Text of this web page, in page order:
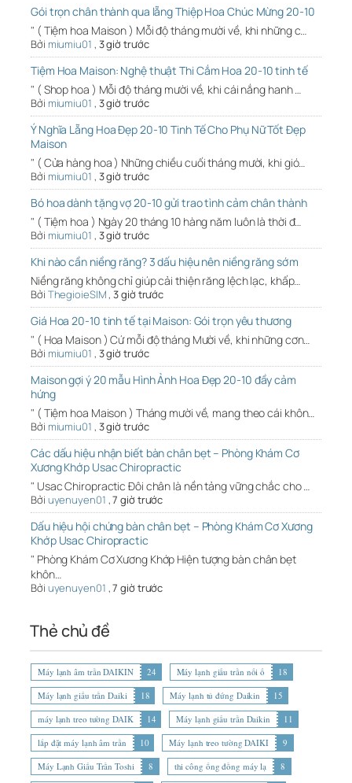
Gói trọn chân thành qua lẵng Thiệp Hoa Chúc Mừng 20-10
" ( Tiệm hoa Maison ) Mỗi độ tháng mười về, khi những c…
Bởi miumiu01 , 3 giờ trước
Tiệm Hoa Maison: Nghệ thuật Thi Cắm Hoa 20-10 tinh tế
" ( Shop hoa ) Mỗi độ tháng mười về, khi cái nắng hanh …
Bởi miumiu01 , 3 giờ trước
Ý Nghĩa Lẵng Hoa Đẹp 20-10 Tinh Tế Cho Phụ Nữ Tốt Đẹp
Maison
" ( Cửa hàng hoa ) Những chiều cuối tháng mười, khi gió…
Bởi miumiu01 , 3 giờ trước
Bó hoa dành tặng vợ 20-10 gửi trao tình cảm chân thành
" ( Tiệm hoa ) Ngày 20 tháng 10 hàng năm luôn là thời đ…
Bởi miumiu01 , 3 giờ trước
Khi nào cần niềng răng? 3 dấu hiệu nên niềng răng sớm
Niềng răng không chỉ giúp cải thiện răng lệch lạc, khấp…
Bởi ThegioieSIM,3 giờ trước
Giá Hoa 20-10 tinh tế tại Maison: Gói trọn yêu thương
" ( Hoa Maison ) Cứ mỗi độ tháng Mười về, khi những cơn…
Bởi miumiu01 , 3 giờ trước
Maison gợi ý 20 mẫu Hình Ảnh Hoa Đẹp 20-10 đầy cảm
hứng
" ( Tiệm hoa Maison ) Tháng mười về, mang theo cái khôn…
Bởi miumiu01 , 3 giờ trước
Các dấu hiệu nhận biết bàn chân bẹt – Phòng Khám Cơ
Xương Khớp Usac Chiropractic
" Usac Chiropractic Đôi chân là nền tảng vững chắc cho …
Bởi uyenuyen01 ,7 giờ trước
Dấu hiệu hội chứng bàn chân bẹt – Phòng Khám Cơ Xương
Khớp Usac Chiropractic
" Phòng Khám Cơ Xương Khớp Hiện tượng bàn chân bẹt
khôn…
Bởi uyenuyen01 ,7 giờ trước
Thẻ chủ đề
Máy lạnh âm trần DAIKIN 24 Máy lạnh giấu trần nối ố
18
Máy lạnh giấu trần Daiki
18 Máy lạnh tủ đứng Daikin
15
máy lạnh treo tường DAIK
14 Máy lạnh giấu trần Daikin
11
lắp đặt máy lạnh âm trần
10 Máy lạnh treo tường DAIKI
9
Máy Lạnh Giấu Trần Toshi
8 thi công ống đồng máy lạ
8